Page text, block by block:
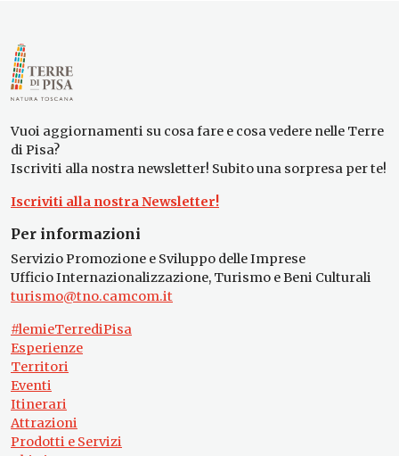
Vuoi aggiornamenti su cosa fare e cosa vedere nelle Terre
di Pisa?
Iscriviti alla nostra newsletter! Subito una sorpresa per te!
Iscriviti alla nostra Newsletter!
Per informazioni
Servizio Promozione e Sviluppo delle Imprese
Ufficio Internazionalizzazione, Turismo e Beni Culturali
turismo@tno.camcom.it
#lemieTerrediPisa
Esperienze
Territori
Eventi
Itinerari
Attrazioni
Prodotti e Servizi